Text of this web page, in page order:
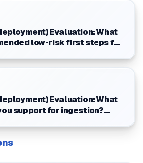
Evaluation: What
low-risk first steps for
Evaluation: What
support for ingestion?